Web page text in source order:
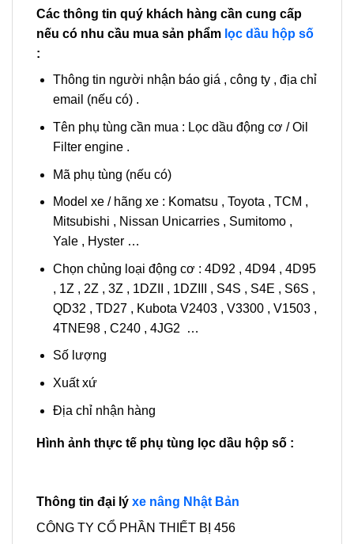
Các thông tin quý khách hàng cần cung cấp
nếu có nhu cầu mua sản phẩm lọc dầu hộp số
:
Thông tin người nhận báo giá , công ty , địa chỉ
email (nếu có) .
Tên phụ tùng cần mua : Lọc dầu động cơ / Oil
Filter engine .
Mã phụ tùng (nếu có)
Model xe / hãng xe : Komatsu , Toyota , TCM ,
Mitsubishi , Nissan Unicarries , Sumitomo ,
Yale , Hyster …
Chọn chủng loại động cơ : 4D92 , 4D94 , 4D95
, 1Z , 2Z , 3Z , 1DZII , 1DZIII , S4S , S4E , S6S ,
QD32 , TD27 , Kubota V2403 , V3300 , V1503 ,
4TNE98 , C240 , 4JG2 …
Số lượng
Xuất xứ
Địa chỉ nhận hàng
Hình ảnh thực tế phụ tùng lọc dầu hộp số :
Thông tin đại lý xe nâng Nhật Bản
CÔNG TY CỔ PHẦN THIẾT BỊ 456